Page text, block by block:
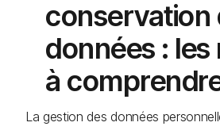
conservation
données :
à
La gestion des données